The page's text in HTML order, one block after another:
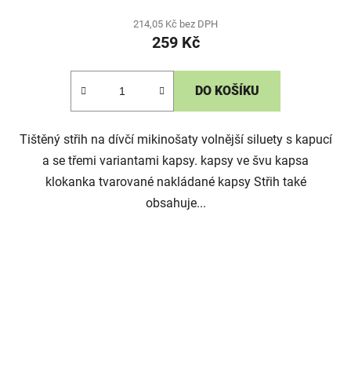
214,05 Kč bez DPH
259 Kč
DO KOŠÍKU
Tištěný střih na dívčí mikinošaty volnější siluety s kapucí
a se třemi variantami kapsy. kapsy ve švu kapsa
klokanka tvarované nakládané kapsy Střih také
obsahuje...